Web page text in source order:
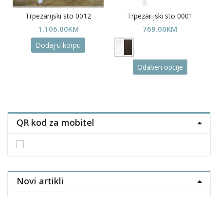
1,191.00KM
Trpezarijski sto 0012
1,106.00KM
Dodaj u korpu
Trpezarijski sto 0001
769.00KM
Odaberi opcije This
product
The
options
the
product
QR kod za mobitel
Novi artikli